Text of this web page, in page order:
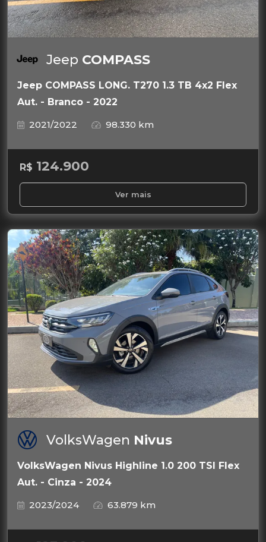
Jeep COMPASS
Jeep COMPASS LONG. T270 1.3 TB 4x2 Flex
Aut. - Branco - 2022
2021/2022
98.330 km
R$ 124.900
Ver mais
VolksWagen Nivus
VolksWagen Nivus Highline 1.0 200 TSI Flex
Aut. - Cinza - 2024
2023/2024
63.879 km